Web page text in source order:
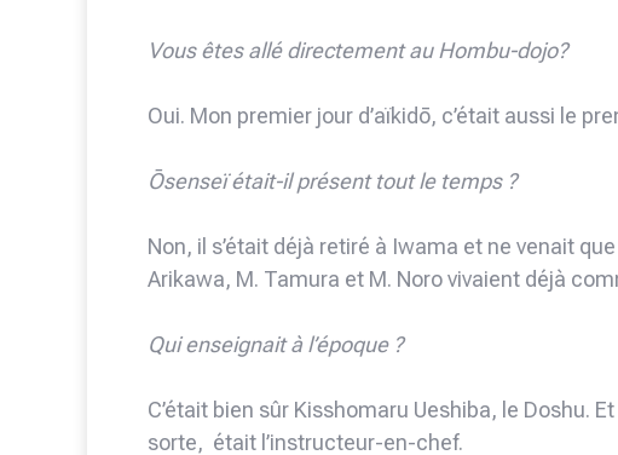
Vous êtes allé directement au Hombu-dojo?
Oui. Mon premier jour d’aïkidō, c’était aussi le
Ōsenseï était-il présent tout le temps ?
Non, il s’était déjà retiré à Iwama et ne venait
Arikawa, M. Tamura et M. Noro vivaient déjà
Qui enseignait à l’époque ?
C’était bien sûr Kisshomaru Ueshiba, le Doshu.
sorte, était l’instructeur-en-chef.